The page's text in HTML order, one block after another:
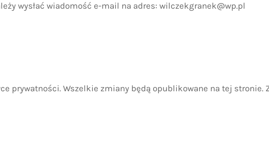
wysłać wiadomość e-mail na adres: wilczekgranek@wp.pl
prywatności. Wszelkie zmiany będą opublikowane na tej